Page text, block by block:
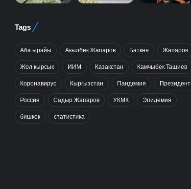
Tags
Аба ырайы Акылбек Жапаров Баткен Жапаров
Жол кырсык ИИМ Казакстан Камчыбек Ташиев
Коронавирус Кыргызстан Пандемия Президент
Россия Садыр Жапаров УКМК Эпидемия
бишкек статистика